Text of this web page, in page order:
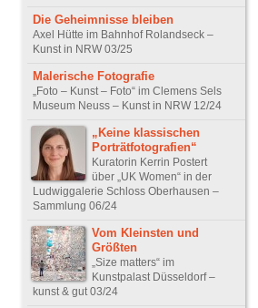
Die Geheimnisse bleiben
Axel Hütte im Bahnhof Rolandseck –
Kunst in NRW 03/25
Malerische Fotografie
„Foto – Kunst – Foto“ im Clemens Sels
Museum Neuss – Kunst in NRW 12/24
„Keine klassischen
Porträtfotografien“
Kuratorin Kerrin Postert
über „UK Women“ in der
Ludwiggalerie Schloss Oberhausen –
Sammlung 06/24
Vom Kleinsten und
Größten
„Size matters“ im
Kunstpalast Düsseldorf –
kunst & gut 03/24